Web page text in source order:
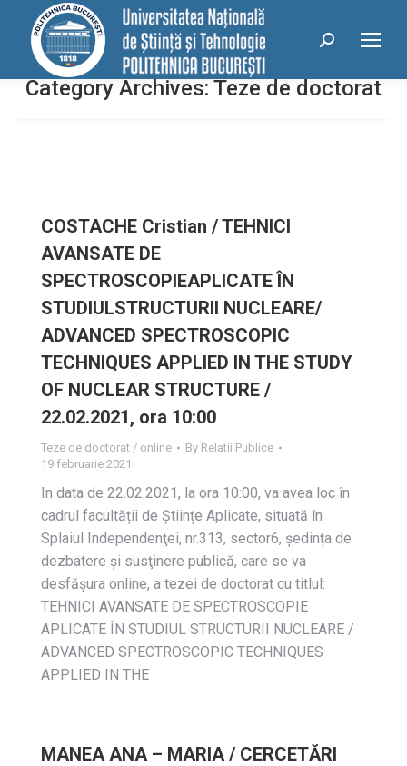
conținut
Search:
Category Archives: Teze de doctorat
COSTACHE Cristian / TEHNICI
AVANSATE DE
SPECTROSCOPIEAPLICATE ÎN
STUDIULSTRUCTURII NUCLEARE/
ADVANCED SPECTROSCOPIC
TECHNIQUES APPLIED IN THE STUDY
OF NUCLEAR STRUCTURE /
22.02.2021, ora 10:00
Teze de doctorat / online By Relatii Publice
19 februarie 2021
In data de 22.02.2021, la ora 10:00, va avea loc în
cadrul facultății de Științe Aplicate, situată în
Splaiul Independenţei, nr.313, sector6, ședința de
dezbatere și susţinere publică, care se va
desfășura online, a tezei de doctorat cu titlul:
TEHNICI AVANSATE DE SPECTROSCOPIE
APLICATE ÎN STUDIUL STRUCTURII NUCLEARE /
ADVANCED SPECTROSCOPIC TECHNIQUES
APPLIED IN THE
MANEA ANA – MARIA / CERCETĂRI